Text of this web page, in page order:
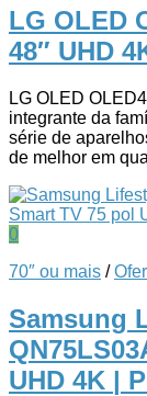
LG OLED
48″ UHD
LG OLED
integrante da
série de
de melhor em
0
70″ ou mais /
Samsung
UHD 4K |